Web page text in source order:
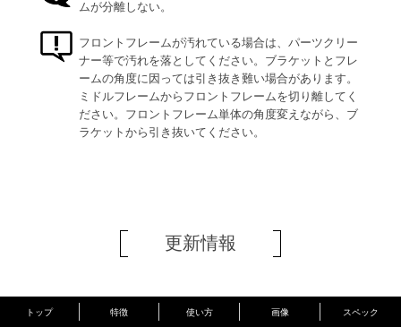
トップ 特徴 使い方 画像 スペック
ムが分離しない。
フロントフレームが汚れている場合は、パーツクリー
ナー等で汚れを落としてください。ブラケットとフレ
ームの角度に因っては引き抜き難い場合があります。
ミドルフレームからフロントフレームを切り離してく
ださい。フロントフレーム単体の角度変えながら、ブ
ラケットから引き抜いてください。
更新情報
2017/12/7 製品ページを公開しました。